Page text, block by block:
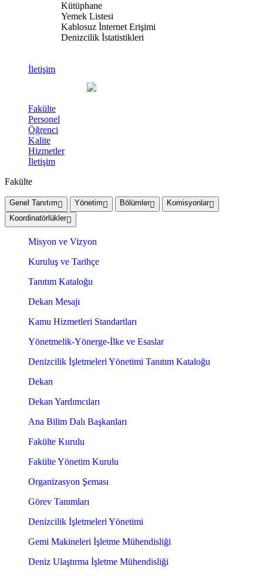
Kütüphane
Yemek Listesi
Kablosuz İnternet Erişimi
Denizcilik İstatistikleri
İletişim
Fakülte
Personel
Öğrenci
Kalite
Hizmetler
İletişim
Fakülte
Genel Tanıtım Yönetim Bölümler
Komisyonlar
Koordinatörlükler
Misyon ve Vizyon
Kuruluş ve Tarihçe
Tanıtım Kataloğu
Dekan Mesajı
Kamu Hizmetleri Standartları
Yönetmelik-Yönerge-İlke ve Esaslar
Denizcilik İşletmeleri Yönetimi Tanıtım Kataloğu
Dekan
Dekan Yardımcıları
Ana Bilim Dalı Başkanları
Fakülte Kurulu
Fakülte Yönetim Kurulu
Organizasyon Şeması
Görev Tanımları
Denizcilik İşletmeleri Yönetimi
Gemi Makineleri İşletme Mühendisliği
Deniz Ulaştırma İşletme Mühendisliği